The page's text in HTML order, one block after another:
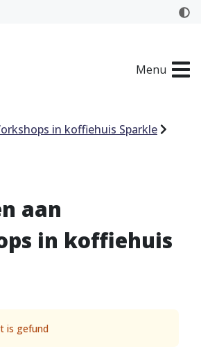
Menu
in koffiehuis Sparkle
aan
in koffiehuis
is gefund